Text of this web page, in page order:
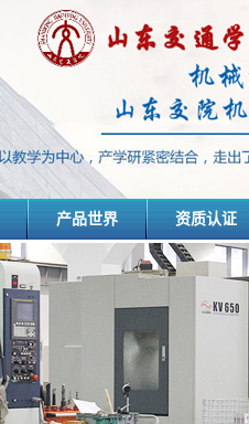
产品世界 资质认证